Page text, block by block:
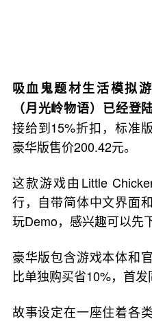
吸血鬼题材生活模拟
（月光岭物语）已经登
接给到15%折扣，标准
豪华版售价200.42元。
这款游戏由Little
行，自带简体中文界面
玩Demo，感兴趣可以先
豪华版包含游戏本体和
比单独购买省10%，首发
故事设定在一座住着各